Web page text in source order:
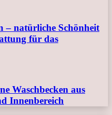
– natürliche Schönheit
für das
Waschbecken aus
Innenbereich